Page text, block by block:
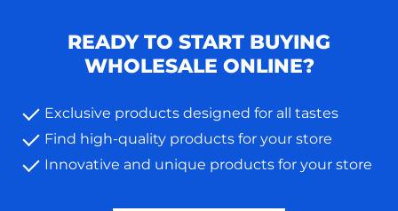
READY TO START BUYING
WHOLESALE ONLINE?
Exclusive products designed for all tastes
Find high-quality products for your store
Innovative and unique products for your store